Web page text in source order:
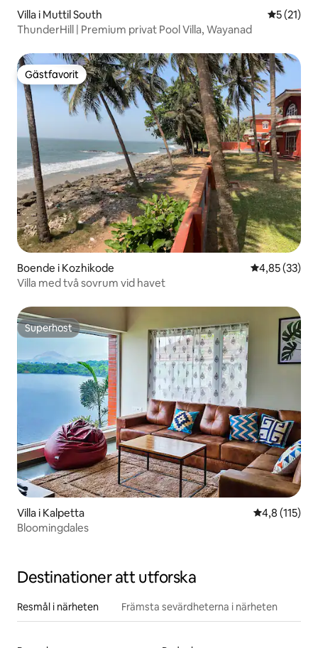
Villa i Muttil South 5 av 5 i
5 (21)
ThunderHill | Premium privat Pool Villa, Wayanad
Gästfavorit
Gästfavorit
Boende i Kozhikode 4,85 av 5 i
4,85 (33)
Villa med två sovrum vid havet
Superhost
Superhost
Villa i Kalpetta 4,8 av 5 i
4,8 (115)
Bloomingdales
Destinationer att utforska
Resmål i närheten Främsta sevärdheterna i närheten